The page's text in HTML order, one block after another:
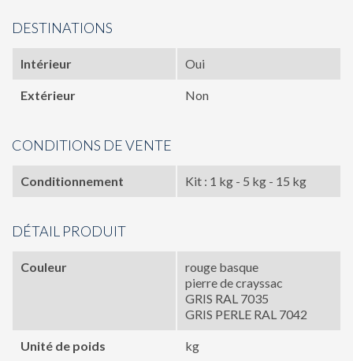
DESTINATIONS
Intérieur Oui
Extérieur Non
CONDITIONS DE VENTE
Conditionnement Kit : 1 kg - 5 kg - 15 kg
DÉTAIL PRODUIT
Couleur
rouge basque
pierre de crayssac
GRIS RAL 7035
GRIS PERLE RAL 7042
Unité de poids kg